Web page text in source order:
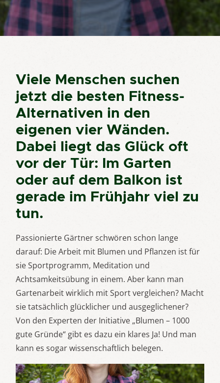
Viele Menschen suchen
jetzt die besten Fitness-
Alternativen in den
eigenen vier Wänden.
Dabei liegt das Glück oft
vor der Tür: Im Garten
oder auf dem Balkon ist
gerade im Frühjahr viel zu
tun.
Passionierte Gärtner schwören schon lange
darauf: Die Arbeit mit Blumen und Pflanzen ist für
sie Sportprogramm, Meditation und
Achtsamkeitsübung in einem. Aber kann man
Gartenarbeit wirklich mit Sport vergleichen? Macht
sie tatsächlich glücklicher und ausgeglichener?
Von den Experten der Initiative „Blumen – 1000
gute Gründe“ gibt es dazu ein klares Ja! Und man
kann es sogar wissenschaftlich belegen.